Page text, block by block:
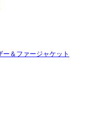
ー＆ファージャケット